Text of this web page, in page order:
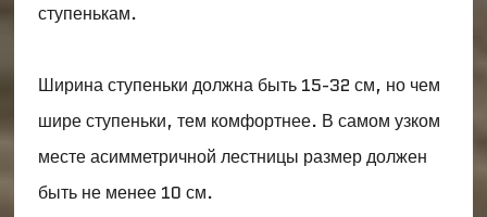
ступенькам.
Ширина ступеньки должна быть 15-32 см, но чем
шире ступеньки, тем комфортнее. В самом узком
месте асимметричной лестницы размер должен
быть не менее 10 см.